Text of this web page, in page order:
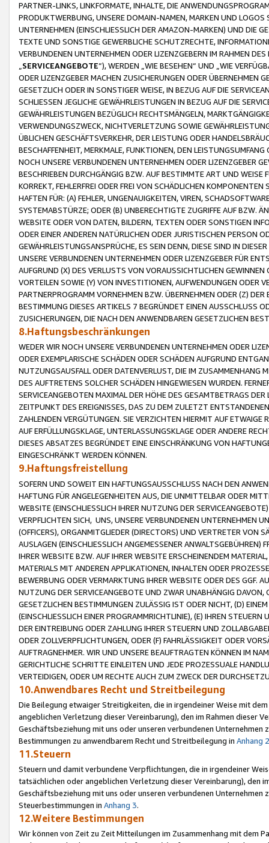
PARTNER-LINKS, LINKFORMATE, INHALTE, DIE
PRODUKTWERBUNG, UNSERE DOMAIN-NAMEN, MARKEN UND
UNTERNEHMEN (EINSCHLIESSLICH DER AMAZON-MARKEN) UND DIE
TEXTE UND SONSTIGE GEWERBLICHE SCHUTZRECHTE,
VERBUNDENEN UNTERNEHMEN ODER LIZENZGEBERN IM RAHMEN
SERVICEANGEBOTE“), WERDEN „WIE BESEHEN“ UND „WIE
ODER LIZENZGEBER MACHEN ZUSICHERUNGEN ODER ÜBERNEHMEN
GESETZLICH ODER IN SONSTIGER WEISE, IN BEZUG AUF DIE
SCHLIESSEN JEGLICHE GEWÄHRLEISTUNGEN IN BEZUG AUF DIE
GEWÄHRLEISTUNGEN BEZÜGLICH RECHTSMÄNGELN,
VERWENDUNGSZWECK, NICHTVERLETZUNG SOWIE
ÜBLICHEN GESCHÄFTSVERKEHR, DER LEISTUNG ODER
BESCHAFFENHEIT, MERKMALE, FUNKTIONEN, DEN
NOCH UNSERE VERBUNDENEN UNTERNEHMEN ODER LIZENZGEBER
BESCHRIEBEN DURCHGÄNGIG BZW. AUF BESTIMMTE ART UND
KORREKT, FEHLERFREI ODER FREI VON SCHÄDLICHEN
HAFTEN FÜR: (A) FEHLER, UNGENAUIGKEITEN, VIREN,
SYSTEMABSTÜRZE; ODER (B) UNBERECHTIGTE ZUGRIFFE AUF BZW.
WEBSITE ODER VON DATEN, BILDERN, TEXTEN ODER SONSTIGEN
ODER EINER ANDEREN NATÜRLICHEN ODER JURISTISCHEN PERSON
GEWÄHRLEISTUNGSANSPRÜCHE, ES SEIN DENN, DIESE SIND IN
UNSERE VERBUNDENEN UNTERNEHMEN ODER LIZENZGEBER FÜR
AUFGRUND (X) DES VERLUSTS VON VORAUSSICHTLICHEN
VORTEILEN SOWIE (Y) VON INVESTITIONEN, AUFWENDUNGEN ODER
PARTNERPROGRAMM VORNEHMEN BZW. ÜBERNEHMEN ODER (Z)
BESTIMMUNG DIESES ARTIKELS 7 BEGRÜNDET EINEN AUSSCHLUSS
ZUSICHERUNGEN, DIE NACH DEN ANWENDBAREN GESETZLICHEN
8.Haftungsbeschränkungen
WEDER WIR NOCH UNSERE VERBUNDENEN UNTERNEHMEN ODER
ODER EXEMPLARISCHE SCHÄDEN ODER SCHÄDEN AUFGRUND
NUTZUNGSAUSFALL ODER DATENVERLUST, DIE IM ZUSAMMENHANG
DES AUFTRETENS SOLCHER SCHÄDEN HINGEWIESEN WURDEN.
SERVICEANGEBOTEN MAXIMAL DER HÖHE DES GESAMTBETRAGS
ZEITPUNKT DES EREIGNISSES, DAS ZU DEM ZULETZT
ZAHLENDEN VERGÜTUNGEN. SIE VERZICHTEN HIERMIT AUF
AUF ERFÜLLUNGSKLAGE, UNTERLASSUNGSKLAGE ODER ANDERE
DIESES ABSATZES BEGRÜNDET EINE EINSCHRÄNKUNG VON
EINGESCHRÄNKT WERDEN KÖNNEN.
9.Haftungsfreistellung
SOFERN UND SOWEIT EIN HAFTUNGSAUSSCHLUSS NACH DEN
HAFTUNG FÜR ANGELEGENHEITEN AUS, DIE UNMITTELBAR ODER
WEBSITE (EINSCHLIESSLICH IHRER NUTZUNG DER
VERPFLICHTEN SICH, UNS, UNSERE VERBUNDENEN UNTERNEHMEN
(OFFICERS), ORGANMITGLIEDER (DIRECTORS) UND VERTRETER VON
AUSLAGEN (EINSCHLIESSLICH ANGEMESSENER
IHRER WEBSITE BZW. AUF IHRER WEBSITE ERSCHEINENDEM
MATERIALS MIT ANDEREN APPLIKATIONEN, INHALTEN ODER
BEWERBUNG ODER VERMARKTUNG IHRER WEBSITE ODER DES GGF.
NUTZUNG DER SERVICEANGEBOTE UND ZWAR UNABHÄNGIG
GESETZLICHEN BESTIMMUNGEN ZULÄSSIG IST ODER NICHT, (D)
(EINSCHLIESSLICH EINER PROGRAMMRICHTLINIE), (E) IHREN
DER EINTREIBUNG ODER ZAHLUNG IHRER STEUERN UND
ODER ZOLLVERPFLICHTUNGEN, ODER (F) FAHRLÄSSIGKEIT ODER
AUFTRAGNEHMER. WIR UND UNSERE BEAUFTRAGTEN KÖNNEN IM
GERICHTLICHE SCHRITTE EINLEITEN UND JEDE PROZESSUALE
VERTEIDIGEN, ODER UM RECHTE AUCH ZUM ZWECK DER
10.Anwendbares Recht und Streitbeilegung
Die Beilegung etwaiger Streitigkeiten, die in irgendeiner Weise mit
angeblichen Verletzung dieser Vereinbarung), den im Rahmen dieser
Geschäftsbeziehung mit uns oder unseren verbundenen
Bestimmungen zu anwendbarem Recht und Streitbeilegung in Anhang 2
11.Steuern
Steuern und damit verbundene Verpflichtungen, die in irgendeiner
tatsächlichen oder angeblichen Verletzung dieser Vereinbarung), den
Geschäftsbeziehung mit uns oder unseren verbundenen
Steuerbestimmungen in Anhang 3.
12.Weitere Bestimmungen
Wir können von Zeit zu Zeit Mitteilungen im Zusammenhang mit dem